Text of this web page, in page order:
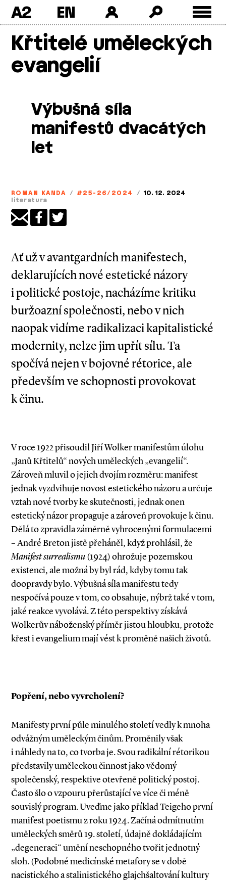
A2
Křtitelé uměleckých
evangelií
Výbušná síla
manifestů dvacátých
let
ROMAN KANDA / #25-26/2024 / 10. 12. 2024
literatura
Ať už v avantgardních manifestech,
deklarujících nové estetické názory
i politické postoje, nacházíme kritiku
buržoazní společnosti, nebo v nich
naopak vidíme radikalizaci kapitalistické
modernity, nelze jim upřít sílu. Ta
spočívá nejen v bojovné rétorice, ale
především ve schopnosti provokovat
k činu.
V roce 1922 přisoudil Jiří Wolker manifestům úlohu
„Janů Křtitelů“ nových uměleckých „evangelií“.
Zároveň mluvil o jejich dvojím rozměru: manifest
jednak vyzdvihuje novost estetického názoru a určuje
vztah nové tvorby ke skutečnosti, jednak onen
estetický názor propaguje a zároveň provokuje k činu.
Dělá to zpravidla záměrně vyhrocenými formulacemi
– André Breton jistě přeháněl, když prohlásil, že
Manifest surrealismu(1924) ohrožuje pozemskou
existenci, ale možná by byl rád, kdyby tomu tak
doopravdy bylo. Výbušná síla manifestu tedy
nespočívá pouze v tom, co obsahuje, nýbrž také v tom,
jaké reakce vyvolává. Z této perspektivy získává
Wolkerův náboženský příměr jistou hloubku, protože
křest i evangelium mají vést k proměně našich životů.
Popření, nebo vyvrcholení?
Manifesty první půle minulého století vedly k mnoha
odvážným uměleckým činům. Proměnily však
i náhledy na to, co tvorba je. Svou radikální rétorikou
představily uměleckou činnost jako vědomý
společenský, respektive otevřeně politický postoj.
Často šlo o vzpouru přerůstající ve více či méně
souvislý program. Uveďme jako příklad Teigeho první
manifest poetismu z roku 1924. Začíná odmítnutím
uměleckých směrů 19. století, údajně dokládajícím
„degeneraci“ umění neschopného tvořit jednotný
sloh. (Podobné medicínské metafory se v době
nacistického a stalinistického glajchšaltování kultury